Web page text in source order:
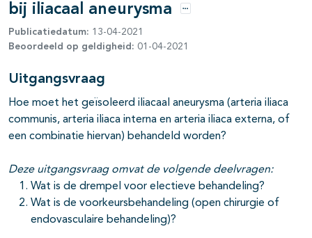
open- en dichtklappen
bij iliacaal aneurysma
Opties
Publicatiedatum: 13-04-2021
Beoordeeld op geldigheid: 01-04-2021
Uitgangsvraag
Hoe moet het geïsoleerd iliacaal aneurysma (arteria iliaca
communis, arteria iliaca interna en arteria iliaca externa, of
een combinatie hiervan) behandeld worden?
Deze uitgangsvraag omvat de volgende deelvragen:
Wat is de drempel voor electieve behandeling?
Wat is de voorkeursbehandeling (open chirurgie of
endovasculaire behandeling)?